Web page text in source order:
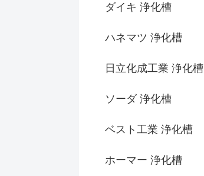
ダイキ 浄化槽
ハネマツ 浄化槽
日立化成工業 浄化槽
ソーダ 浄化槽
ベスト工業 浄化槽
ホーマー 浄化槽